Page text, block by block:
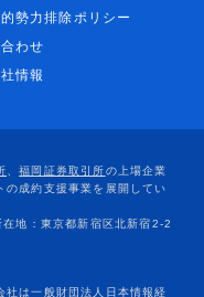
勢力排除ポリシー
わせ
情報